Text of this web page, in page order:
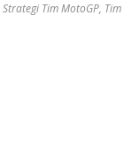
Strategi Tim MotoGP, Tim